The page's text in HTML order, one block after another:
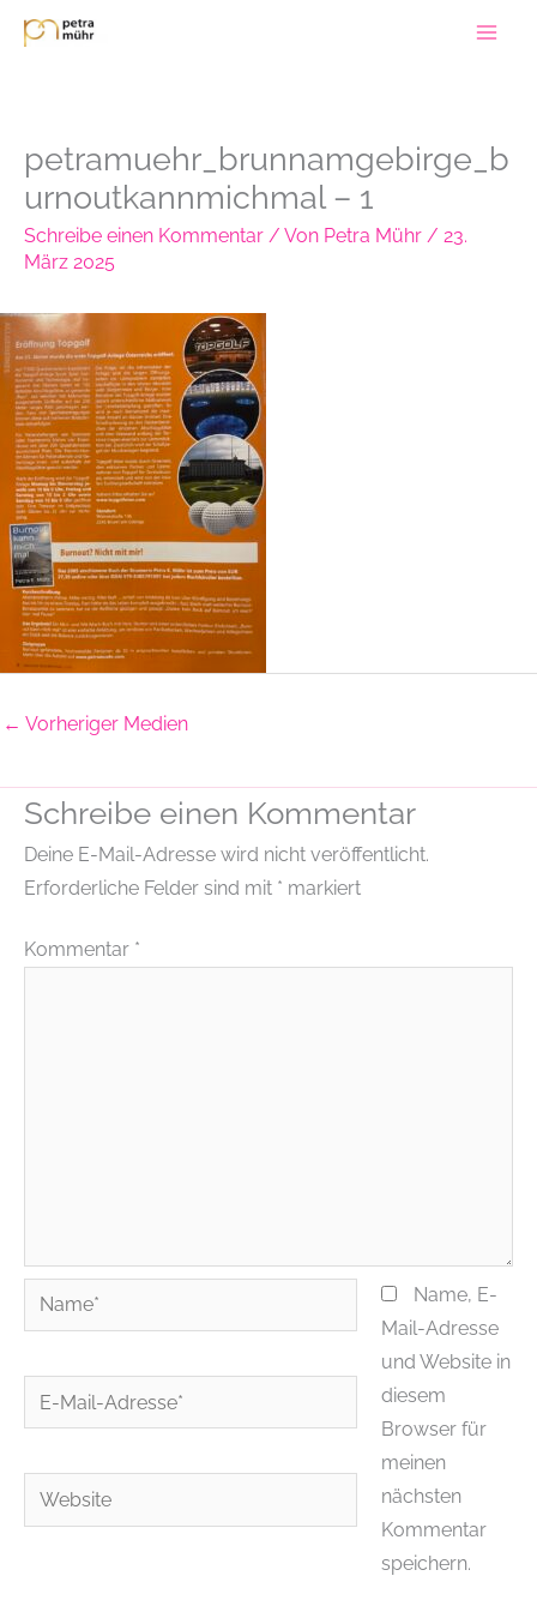
Zum
Inhalt
petramuehr_brunnamgebirge_b
urnoutkannmichmal – 1
Schreibe einen Kommentar / Von Petra Mühr / 23.
März 2025
← Vorheriger Medien
Schreibe einen Kommentar
Deine E-Mail-Adresse wird nicht veröffentlicht.
Erforderliche Felder sind mit * markiert
Kommentar *
Name*
E-
Mail-
Website
Name, E-
Mail-Adresse
und Website in
diesem
Browser für
meinen
nächsten
Kommentar
speichern.